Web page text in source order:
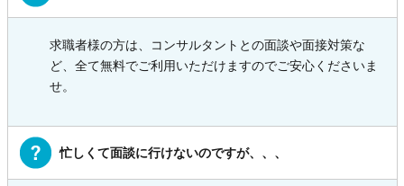
求職者様の方は、コンサルタントとの面談や面接対策な
ど、全て無料でご利用いただけますのでご安心くださいま
せ。
忙しくて面談に行けないのですが、、、